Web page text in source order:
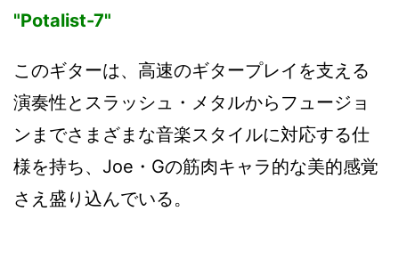
"Potalist-7"
このギターは、高速のギタープレイを支える
演奏性とスラッシュ・メタルからフュージョ
ンまでさまざまな音楽スタイルに対応する仕
様を持ち、Joe・Gの筋肉キャラ的な美的感覚
さえ盛り込んでいる。